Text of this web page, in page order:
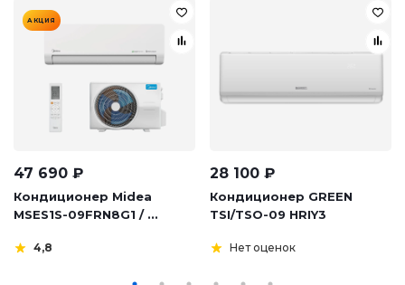
АКЦИЯ
47 690 ₽
Кондиционер Midea
MSES1S-09FRN8G1 / ...
4,8
28 100 ₽
Кондиционер GREEN
TSI/TSO-09 HRIY3
Нет оценок